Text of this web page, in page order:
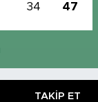
34 47
TAKIP ET